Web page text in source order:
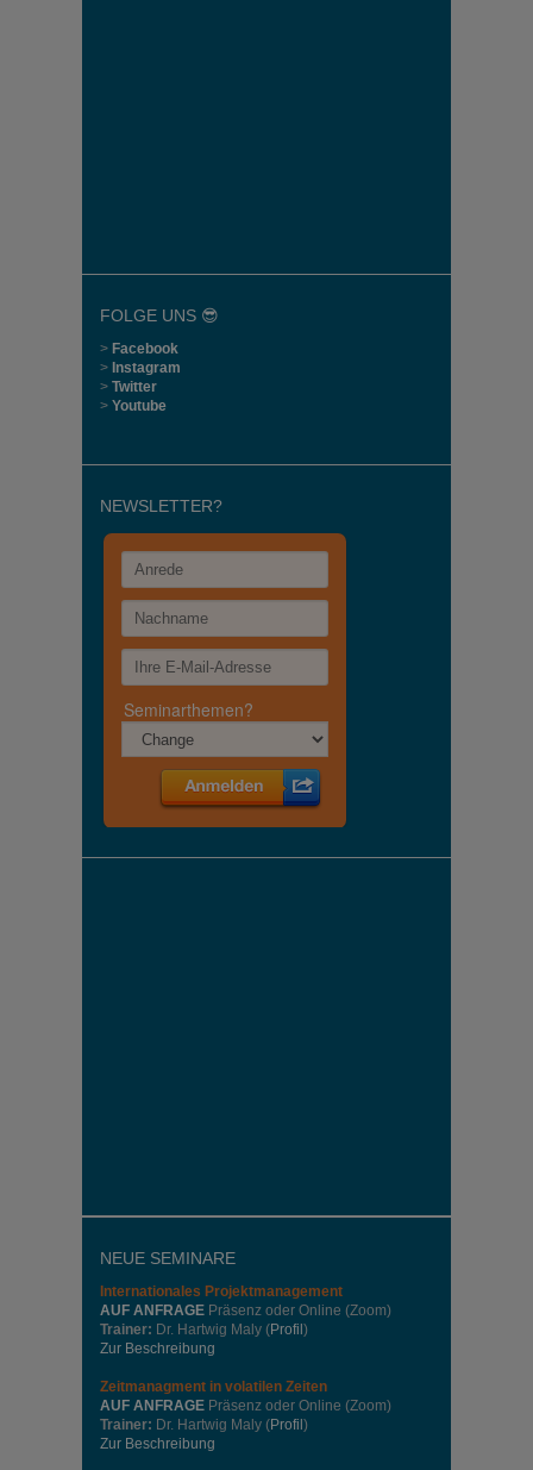
FOLGE UNS 😎
> Facebook
> Instagram
> Twitter
> Youtube
NEWSLETTER?
NEUE SEMINARE
Internationales Projektmanagement
AUF ANFRAGE Präsenz oder Online (Zoom)
Trainer: Dr. Hartwig Maly (Profil )
Zur Beschreibung
Zeitmanagment in volatilen Zeiten
AUF ANFRAGE Präsenz oder Online (Zoom)
Trainer: Dr. Hartwig Maly (Profil )
Zur Beschreibung